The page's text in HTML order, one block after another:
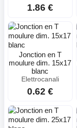
1.86 €
Jonction en T
moulure dim. 15x17
blanc
Elettrocanali
0.62 €